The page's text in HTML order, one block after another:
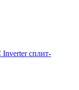
сплит-